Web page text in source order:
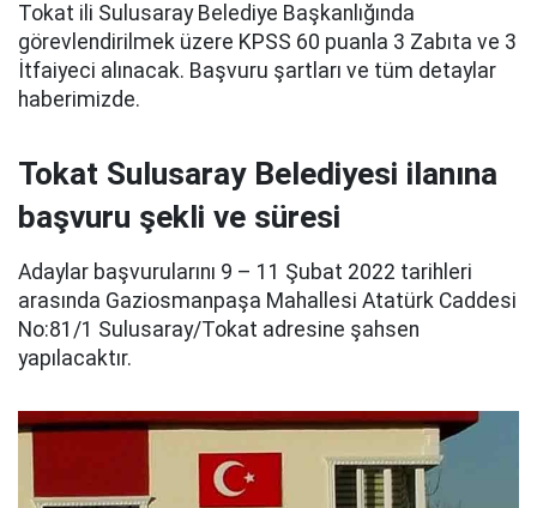
Tokat ili Sulusaray Belediye Başkanlığında
görevlendirilmek üzere KPSS 60 puanla 3 Zabıta ve 3
İtfaiyeci alınacak. Başvuru şartları ve tüm detaylar
haberimizde.
Tokat Sulusaray Belediyesi ilanına
başvuru şekli ve süresi
Adaylar başvurularını 9 – 11 Şubat 2022 tarihleri
arasında Gaziosmanpaşa Mahallesi Atatürk Caddesi
No:81/1 Sulusaray/Tokat adresine şahsen
yapılacaktır.